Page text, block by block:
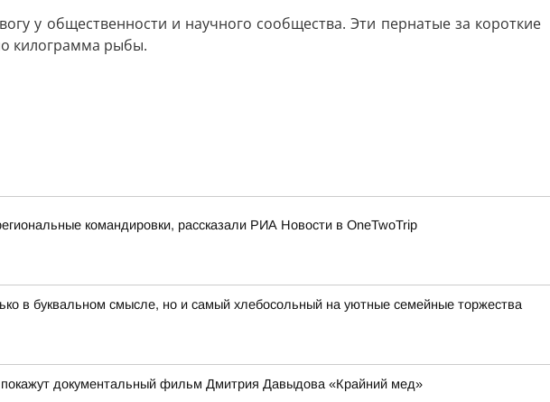
у общественности и научного сообщества. Эти пернатые за короткие
килограмма рыбы.
командировки, рассказали РИА Новости в OneTwoTrip
буквальном смысле, но и самый хлебосольный на уютные семейные торжества
покажут документальный фильм Дмитрия Давыдова «Крайний мед»